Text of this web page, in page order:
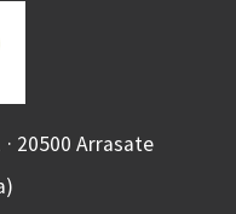
20500 Arrasate